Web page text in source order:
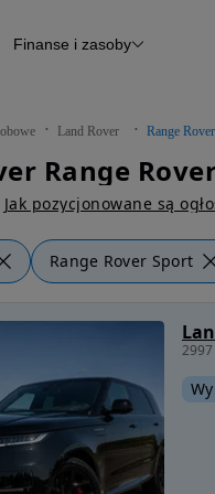
Raport z inspekcji
Otomoto News
Finanse i zasoby
Land Rover Range
Jak pozycjonowane są
Range Rover Sport
2997